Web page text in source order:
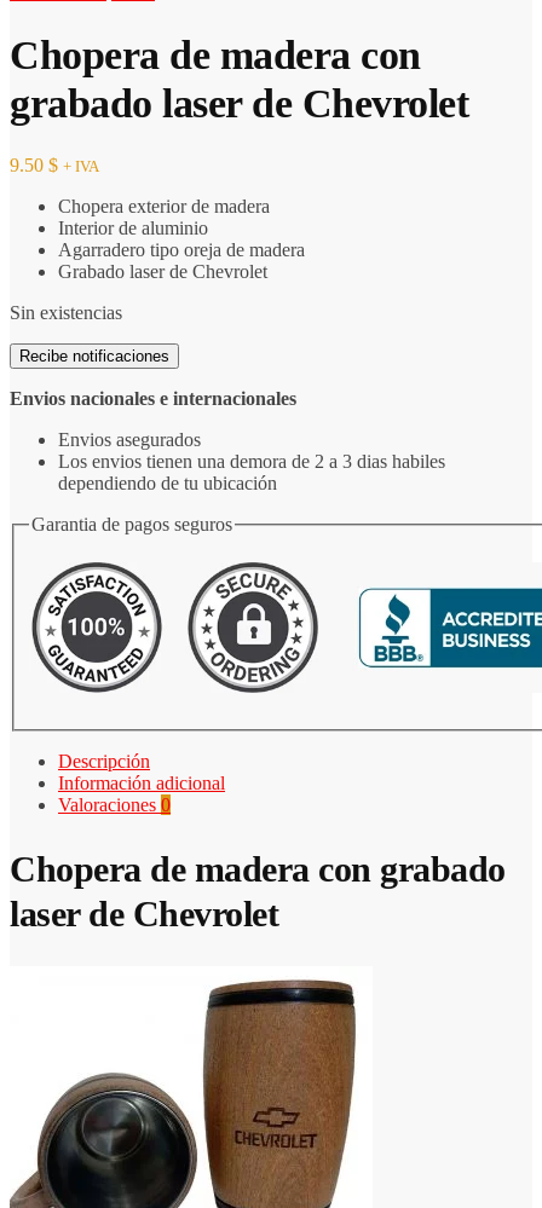
Chopera de madera con
grabado laser de Chevrolet
9.50 $ + IVA
Chopera exterior de madera
Interior de aluminio
Agarradero tipo oreja de madera
Grabado laser de Chevrolet
Sin existencias
Recibe notificaciones
Envios nacionales e internacionales
Envios asegurados
Los envios tienen una demora de 2 a 3 dias habiles
dependiendo de tu ubicación
Garantia de pagos seguros
Descripción
Información adicional
Valoraciones 0
Chopera de madera con grabado
laser de Chevrolet